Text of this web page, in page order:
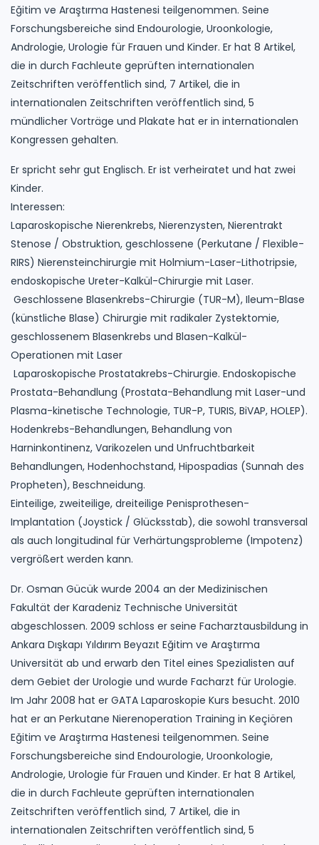
Eğitim ve Araştırma Hastenesi teilgenommen. Seine
Forschungsbereiche sind Endourologie, Uroonkologie,
Andrologie, Urologie für Frauen und Kinder. Er hat 8 Artikel,
die in durch Fachleute geprüften internationalen
Zeitschriften veröffentlich sind, 7 Artikel, die in
internationalen Zeitschriften veröffentlich sind, 5
mündlicher Vorträge und Plakate hat er in internationalen
Kongressen gehalten.
Er spricht sehr gut Englisch. Er ist verheiratet und hat zwei
Kinder.
Interessen:
Laparoskopische Nierenkrebs, Nierenzysten, Nierentrakt
Stenose / Obstruktion, geschlossene (Perkutane / Flexible-
RIRS) Nierensteinchirurgie mit Holmium-Laser-Lithotripsie,
endoskopische Ureter-Kalkül-Chirurgie mit Laser.
Geschlossene Blasenkrebs-Chirurgie (TUR-M), Ileum-Blase
(künstliche Blase) Chirurgie mit radikaler Zystektomie,
geschlossenem Blasenkrebs und Blasen-Kalkül-
Operationen mit Laser
Laparoskopische Prostatakrebs-Chirurgie. Endoskopische
Prostata-Behandlung (Prostata-Behandlung mit Laser-und
Plasma-kinetische Technologie, TUR-P, TURIS, BiVAP, HOLEP).
Hodenkrebs-Behandlungen, Behandlung von
Harninkontinenz, Varikozelen und Unfruchtbarkeit
Behandlungen, Hodenhochstand, Hipospadias (Sunnah des
Propheten), Beschneidung.
Einteilige, zweiteilige, dreiteilige Penisprothesen-
Implantation (Joystick / Glücksstab), die sowohl transversal
als auch longitudinal für Verhärtungsprobleme (Impotenz)
vergrößert werden kann.
Dr. Osman Gücük wurde 2004 an der Medizinischen
Fakultät der Karadeniz Technische Universität
abgeschlossen. 2009 schloss er seine Facharztausbildung in
Ankara Dışkapı Yıldırım Beyazıt Eğitim ve Araştırma
Universität ab und erwarb den Titel eines Spezialisten auf
dem Gebiet der Urologie und wurde Facharzt für Urologie.
Im Jahr 2008 hat er GATA Laparoskopie Kurs besucht. 2010
hat er an Perkutane Nierenoperation Training in Keçiören
Eğitim ve Araştırma Hastenesi teilgenommen. Seine
Forschungsbereiche sind Endourologie, Uroonkologie,
Andrologie, Urologie für Frauen und Kinder. Er hat 8 Artikel,
die in durch Fachleute geprüften internationalen
Zeitschriften veröffentlich sind, 7 Artikel, die in
internationalen Zeitschriften veröffentlich sind, 5